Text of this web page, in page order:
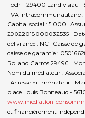
Foch - 29400 Landivisiau |
TVA Intracommunautaire :
Capital social : 5 000 |
29022018000032535 |
délivrance : NC | Caisse de
caisse de garantie :
Rolland Garros 29490 |
Nom du médiateur :
| Adresse du médiateur :
place Louis Bonneaud -
www.mediation-
et financièrement